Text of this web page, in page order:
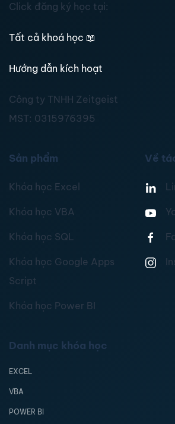
Click đăng ký học tại:
Tất cả khoá học 📖
Hướng dẫn kích hoạt
Công ty TNHH Zeitgeist
MST: 0315976395
Sản phẩm
Khóa học Excel
Khóa học VBA
Khóa học SQL
Khóa học Google Apps
Script
Khóa học Power BI
Về
Danh mục khóa học
EXCEL
VBA
POWER BI